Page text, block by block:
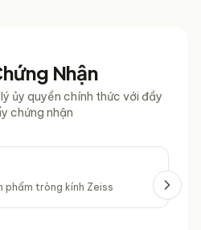
Nhận
ủy quyền chính thức với đầy
chứng nhận
phẩm tròng kính Zeiss